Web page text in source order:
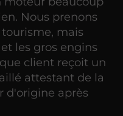
Nous prenons
mais
les gros engins
client reçoit un
attestant de la
d'origine après